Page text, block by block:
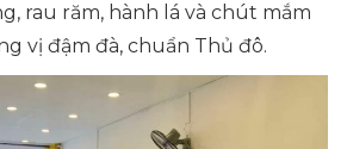
rau răm, hành lá và chút mắm
vị đậm đà, chuẩn Thủ đô.